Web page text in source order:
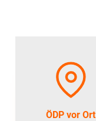
ÖDP vor Ort